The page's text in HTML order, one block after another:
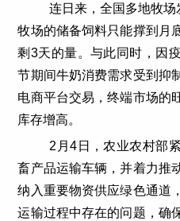
连日来，全国多地牧场
牧场的储备饲料只能撑到月
剩3天的量。与此同时，因
节期间牛奶消费需求受到抑
电商平台交易，终端市场的
库存增高。
2月4日，农业农村部紧
畜产品运输车辆，并着力推
纳入重要物资供应绿色通道
运输过程中存在的问题，确